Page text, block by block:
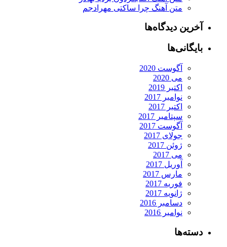
متن آهنگ چرا ساکتی مهرادجم
آخرین دیدگاه‌ها
بایگانی‌ها
آگوست 2020
می 2020
اکتبر 2019
نوامبر 2017
اکتبر 2017
سپتامبر 2017
آگوست 2017
جولای 2017
ژوئن 2017
می 2017
آوریل 2017
مارس 2017
فوریه 2017
ژانویه 2017
دسامبر 2016
نوامبر 2016
دسته‌ها